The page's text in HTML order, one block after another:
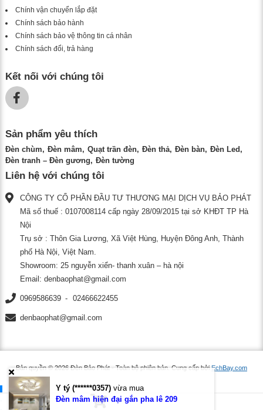
Chính vận chuyển lắp đặt
Chính sách bảo hành
Chính sách bảo vệ thông tin cá nhân
Chính sách đổi, trả hàng
Kết nối với chúng tôi
Sản phẩm yêu thích
Đèn chùm Đèn mâm Quạt trần đèn Đèn thả Đèn bàn
Đèn Led
Đèn tranh – Đèn gương
Đèn tường
Liên hệ với chúng tôi
CÔNG TY CỔ PHẦN ĐẦU TƯ THƯƠNG MẠI DỊCH VỤ BẢO PHÁT
Mã số thuế : 0107008114 cấp ngày 28/09/2015 tại sở KHĐT TP Hà
Nội
Trụ sở : Thôn Gia Lương, Xã Việt Hùng, Huyện Đông Anh, Thành
phố Hà Nội, Việt Nam.
Showroom: 25 nguyễn xiển- thanh xuân – hà nội
Email: denbaophat@gmail.com
0969586639 02466622455
denbaophat@gmail.com
Bản quyền © 2026 Đèn Bảo Phát - Toàn bộ phiên bản. Cung cấp bởi EchBay.com
Y tý (******0357) vừa mua
Đèn mâm hiện đại gắn pha lê 209